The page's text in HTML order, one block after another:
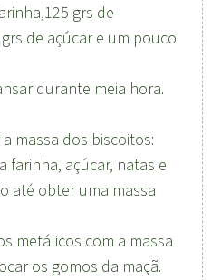
grs de
de açúcar e um pouco
durante meia hora.
massa dos biscoitos:
farinha, açúcar, natas e
até obter uma massa
metálicos com a massa
os gomos da maçã.